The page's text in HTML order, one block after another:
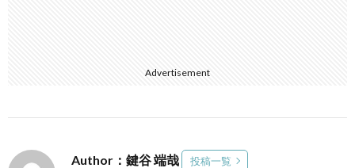
Advertisement
Author：鍵谷 端哉 投稿一覧